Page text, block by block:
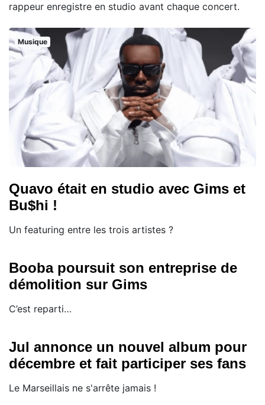
rappeur enregistre en studio avant chaque concert.
Musique
Quavo était en studio avec Gims et
Bu$hi !
Un featuring entre les trois artistes ?
Booba poursuit son entreprise de
démolition sur Gims
C’est reparti…
Jul annonce un nouvel album pour
décembre et fait participer ses fans
Le Marseillais ne s'arrête jamais !